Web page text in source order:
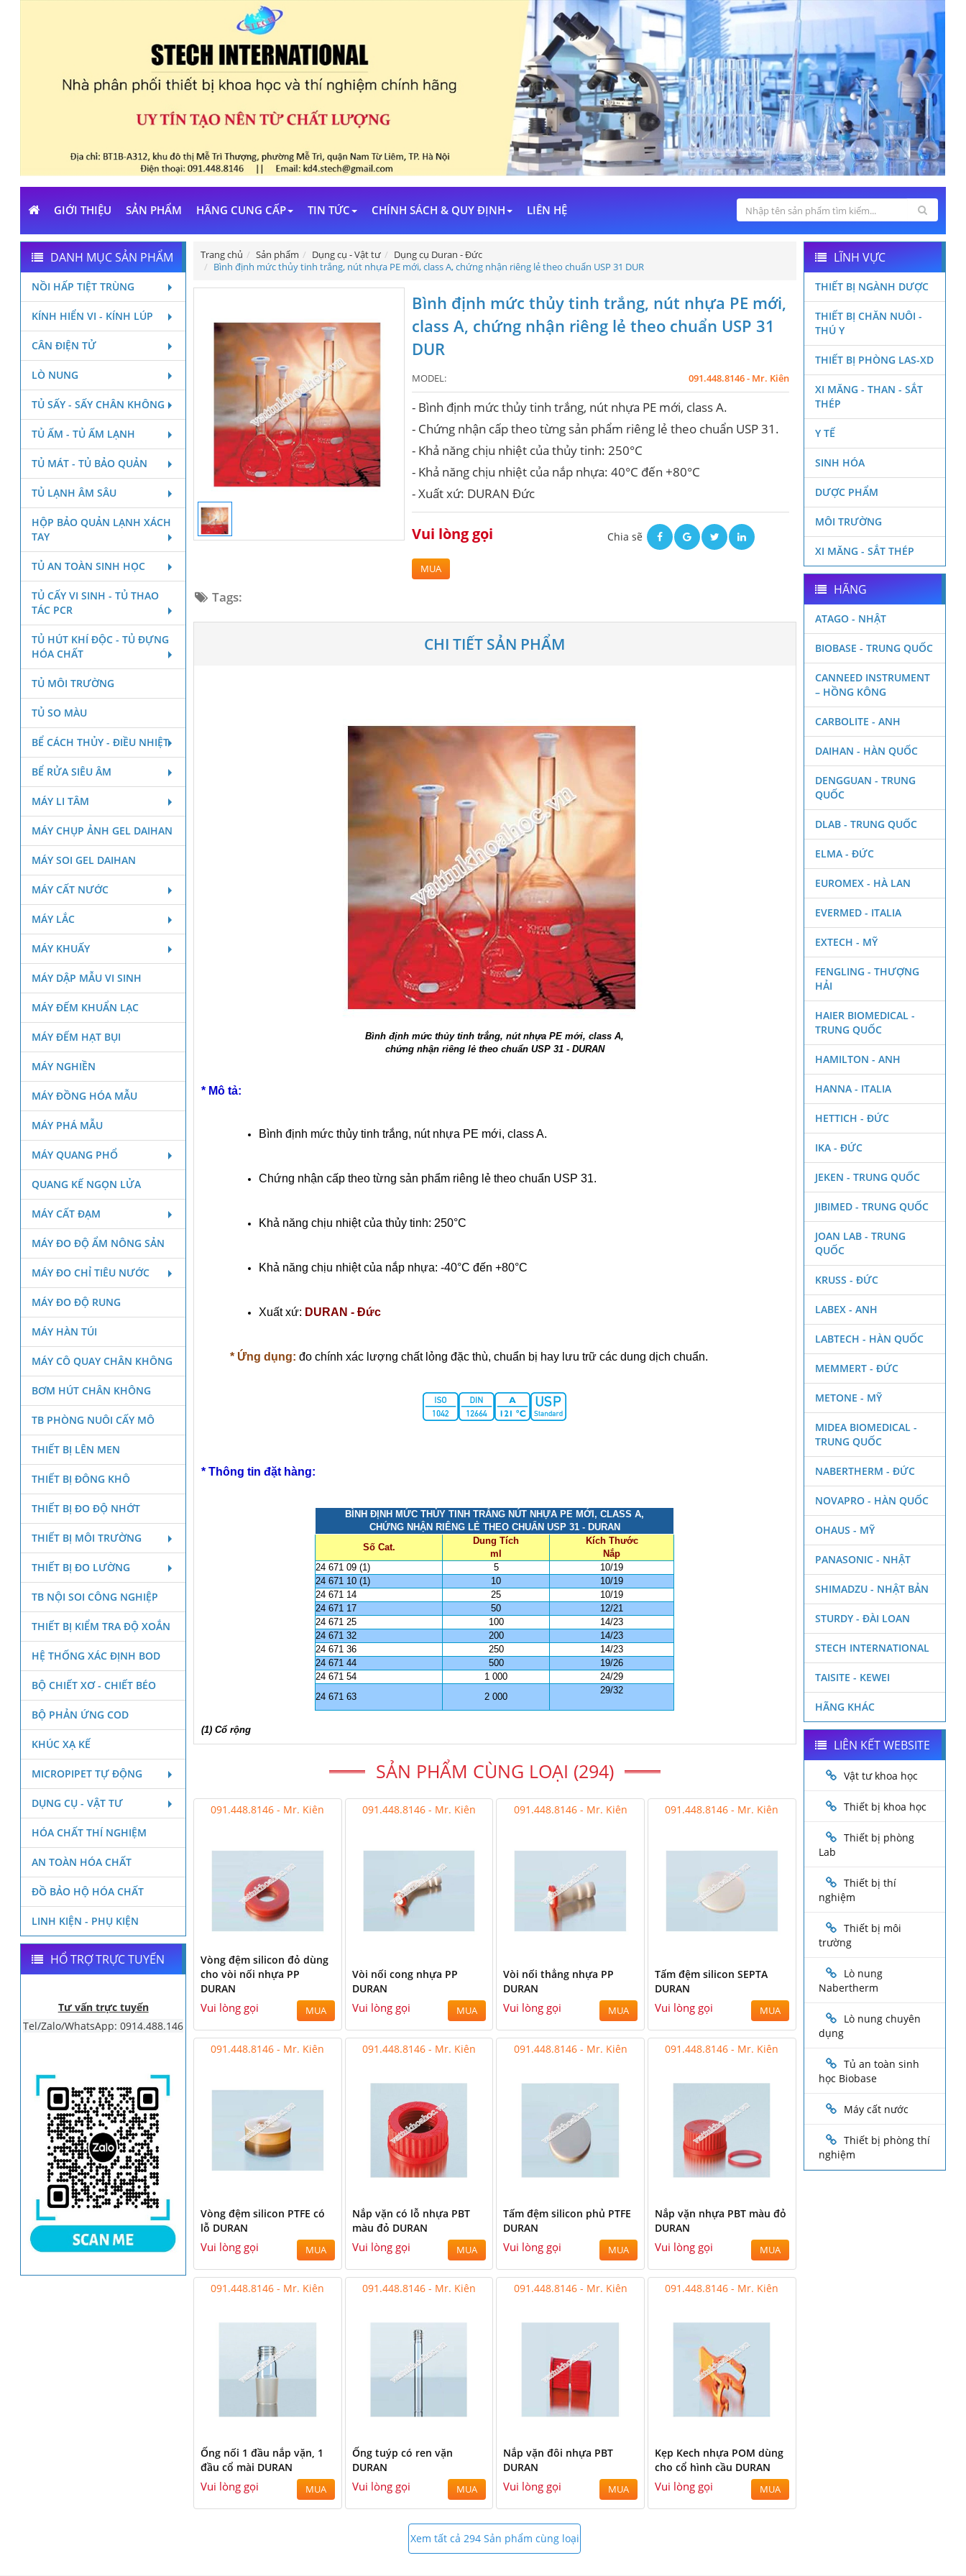
GIỚI THIỆU SẢN PHẨM HÃNG CUNG CẤP TIN TỨC CHÍNH SÁCH & QUY ĐỊNH LIÊN HỆ
Trang chủ Sản phẩm Dụng cụ - Vật tư
Dụng cụ Duran - Đức
Bình định mức thủy tinh trắng, nút nhựa PE mới, class A, chứng nhận riêng lẻ theo chuẩn USP 31 DUR
Bình định mức thủy tinh trắng, nút nhựa PE mới,
class A, chứng nhận riêng lẻ theo chuẩn USP 31
DUR
MODEL: 091.448.8146 - Mr. Kiên
- Bình định mức thủy tinh trắng, nút nhựa PE mới, class A.
- Chứng nhận cấp theo từng sản phẩm riêng lẻ theo chuẩn USP 31.
- Khả năng chịu nhiệt của thủy tinh: 250°C
- Khả năng chịu nhiệt của nắp nhựa: 40°C đến +80°C
- Xuất xứ: DURAN Đức
Vui lòng gọi
MUA
Chia sẽ
Tags:
CHI TIẾT SẢN PHẨM
Bình định mức thủy tinh trắng, nút nhựa PE mới, class A,
chứng nhận riêng lẻ theo chuẩn USP 31 - DURAN
* Mô tả:
Bình định mức thủy tinh trắng, nút nhựa PE mới, class A.
Chứng nhận cấp theo từng sản phẩm riêng lẻ theo chuẩn USP 31.
Khả năng chịu nhiệt của thủy tinh: 250°C
Khả năng chịu nhiệt của nắp nhựa: -40°C đến +80°C
Xuất xứ: DURAN - Đức
* Ứng dụng: đo chính xác lượng chất lỏng đặc thù, chuẩn bị hay lưu trữ các dung dịch chuẩn.
* Thông tin đặt hàng:
BÌNH ĐỊNH MỨC THỦY TINH TRẮNG NÚT NHỰA PE MỚI, CLASS A,
CHỨNG NHẬN RIÊNG LẺ THEO CHUẨN USP 31 - DURAN
Số Cat.
Dung Tích
ml
Kích Thước
Nắp
24 671 09 (1)
5
10/19
24 671 10 (1)
10
10/19
24 671 14
25
10/19
24 671 17
50
12/21
24 671 25
100
14/23
24 671 32
200
14/23
24 671 36
250
14/23
24 671 44
500
19/26
24 671 54
1 000
24/29
24 671 63
2 000
29/32
(1) Cổ rộng
SẢN PHẨM CÙNG LOẠI (294)
091.448.8146 - Mr. Kiên
Vòng đệm silicon đỏ dùng
cho vòi nối nhựa PP
DURAN
Vui lòng gọi MUA
091.448.8146 - Mr. Kiên
Vòi nối cong nhựa PP
DURAN
Vui lòng gọi MUA
091.448.8146 - Mr. Kiên
Vòi nối thẳng nhựa PP
DURAN
Vui lòng gọi MUA
091.448.8146 - Mr. Kiên
Tấm đệm silicon SEPTA
DURAN
Vui lòng gọi MUA
091.448.8146 - Mr. Kiên
Vòng đệm silicon PTFE có
lỗ DURAN
Vui lòng gọi MUA
091.448.8146 - Mr. Kiên
Nắp vặn có lỗ nhựa PBT
màu đỏ DURAN
Vui lòng gọi MUA
091.448.8146 - Mr. Kiên
Tấm đệm silicon phủ PTFE
DURAN
Vui lòng gọi MUA
091.448.8146 - Mr. Kiên
Nắp vặn nhựa PBT màu đỏ
DURAN
Vui lòng gọi MUA
091.448.8146 - Mr. Kiên
Ống nối 1 đầu nắp vặn, 1
đầu cổ mài DURAN
Vui lòng gọi MUA
091.448.8146 - Mr. Kiên
Ống tuýp có ren vặn
DURAN
Vui lòng gọi MUA
091.448.8146 - Mr. Kiên
Nắp vặn đôi nhựa PBT
DURAN
Vui lòng gọi MUA
091.448.8146 - Mr. Kiên
Kẹp Kech nhựa POM dùng
cho cổ hình cầu DURAN
Vui lòng gọi MUA
Xem tất cả 294 Sản phẩm cùng loại
DANH MỤC SẢN PHẨM
NỒI HẤP TIỆT TRÙNG
KÍNH HIỂN VI - KÍNH LÚP
CÂN ĐIỆN TỬ
LÒ NUNG
TỦ SẤY - SẤY CHÂN KHÔNG
TỦ ẤM - TỦ ẤM LẠNH
TỦ MÁT - TỦ BẢO QUẢN
TỦ LẠNH ÂM SÂU
HỘP BẢO QUẢN LẠNH XÁCH
TAY
TỦ AN TOÀN SINH HỌC
TỦ CẤY VI SINH - TỦ THAO
TÁC PCR
TỦ HÚT KHÍ ĐỘC - TỦ ĐỰNG
HÓA CHẤT
TỦ MÔI TRƯỜNG
TỦ SO MÀU
BỂ CÁCH THỦY - ĐIỀU NHIỆT
BỂ RỬA SIÊU ÂM
MÁY LI TÂM
MÁY CHỤP ẢNH GEL DAIHAN
MÁY SOI GEL DAIHAN
MÁY CẤT NƯỚC
MÁY LẮC
MÁY KHUẤY
MÁY DẬP MẪU VI SINH
MÁY ĐẾM KHUẨN LẠC
MÁY ĐẾM HẠT BỤI
MÁY NGHIỀN
MÁY ĐỒNG HÓA MẪU
MÁY PHÁ MẪU
MÁY QUANG PHỔ
QUANG KẾ NGỌN LỬA
MÁY CẤT ĐẠM
MÁY ĐO ĐỘ ẨM NÔNG SẢN
MÁY ĐO CHỈ TIÊU NƯỚC
MÁY ĐO ĐỘ RUNG
MÁY HÀN TÚI
MÁY CÔ QUAY CHÂN KHÔNG
BƠM HÚT CHÂN KHÔNG
TB PHÒNG NUÔI CẤY MÔ
THIẾT BỊ LÊN MEN
THIẾT BỊ ĐÔNG KHÔ
THIẾT BỊ ĐO ĐỘ NHỚT
THIẾT BỊ MÔI TRƯỜNG
THIẾT BỊ ĐO LƯỜNG
TB NỘI SOI CÔNG NGHIỆP
THIẾT BỊ KIỂM TRA ĐỘ XOẮN
HỆ THỐNG XÁC ĐỊNH BOD
BỘ CHIẾT XƠ - CHIẾT BÉO
BỘ PHẢN ỨNG COD
KHÚC XẠ KẾ
MICROPIPET TỰ ĐỘNG
DỤNG CỤ - VẬT TƯ
HÓA CHẤT THÍ NGHIỆM
AN TOÀN HÓA CHẤT
ĐỒ BẢO HỘ HÓA CHẤT
LINH KIỆN - PHỤ KIỆN
HỔ TRỢ TRỰC TUYẾN
Tư vấn trực tuyến
Tel/Zalo/WhatsApp: 0914.488.146
LĨNH VỰC
THIẾT BỊ NGÀNH DƯỢC
THIẾT BỊ CHĂN NUÔI -
THÚ Y
THIẾT BỊ PHÒNG LAS-XD
XI MĂNG - THAN - SẮT
THÉP
Y TẾ
SINH HÓA
DƯỢC PHẨM
MÔI TRƯỜNG
XI MĂNG - SẮT THÉP
HÃNG
ATAGO - NHẬT
BIOBASE - TRUNG QUỐC
CANNEED INSTRUMENT
– HỒNG KÔNG
CARBOLITE - ANH
DAIHAN - HÀN QUỐC
DENGGUAN - TRUNG
QUỐC
DLAB - TRUNG QUỐC
ELMA - ĐỨC
EUROMEX - HÀ LAN
EVERMED - ITALIA
EXTECH - MỸ
FENGLING - THƯỢNG
HẢI
HAIER BIOMEDICAL -
TRUNG QUỐC
HAMILTON - ANH
HANNA - ITALIA
HETTICH - ĐỨC
IKA - ĐỨC
JEKEN - TRUNG QUỐC
JIBIMED - TRUNG QUỐC
JOAN LAB - TRUNG
QUỐC
KRUSS - ĐỨC
LABEX - ANH
LABTECH - HÀN QUỐC
MEMMERT - ĐỨC
METONE - MỸ
MIDEA BIOMEDICAL -
TRUNG QUỐC
NABERTHERM - ĐỨC
NOVAPRO - HÀN QUỐC
OHAUS - MỸ
PANASONIC - NHẬT
SHIMADZU - NHẬT BẢN
STURDY - ĐÀI LOAN
STECH INTERNATIONAL
TAISITE - KEWEI
HÃNG KHÁC
LIÊN KẾT WEBSITE
Vật tư khoa học
Thiết bị khoa học
Thiết bị phòng
Lab
Thiết bị thí
nghiệm
Thiết bị môi
trường
Lò nung
Nabertherm
Lò nung chuyên
dụng
Tủ an toàn sinh
học Biobase
Máy cất nước
Thiết bị phòng thí
nghiệm